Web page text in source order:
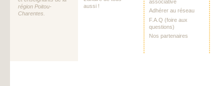
région Poitou-
Charentes.
aussi !
associative
Adhérer au réseau
F.A.Q (foire aux
questions)
Nos partenaires